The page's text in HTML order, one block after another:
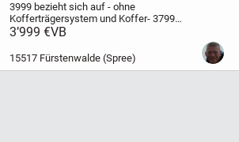
3999 bezieht sich auf - ohne
Kofferträgersystem und Koffer- 3799
ohne leovince Auspuff und ohne
*Komplettpaket 4199,-€" +
Motorradständer on Top
3’999 €VB
15517 Fürstenwalde (Spree)